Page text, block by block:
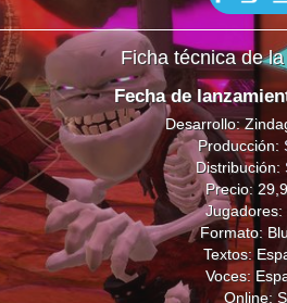
Ficha técnica de
Fecha de
Desarrollo:
Producción:
Distribución:
Precio:
Jugadores:
Formato:
Textos:
Voces:
Online: